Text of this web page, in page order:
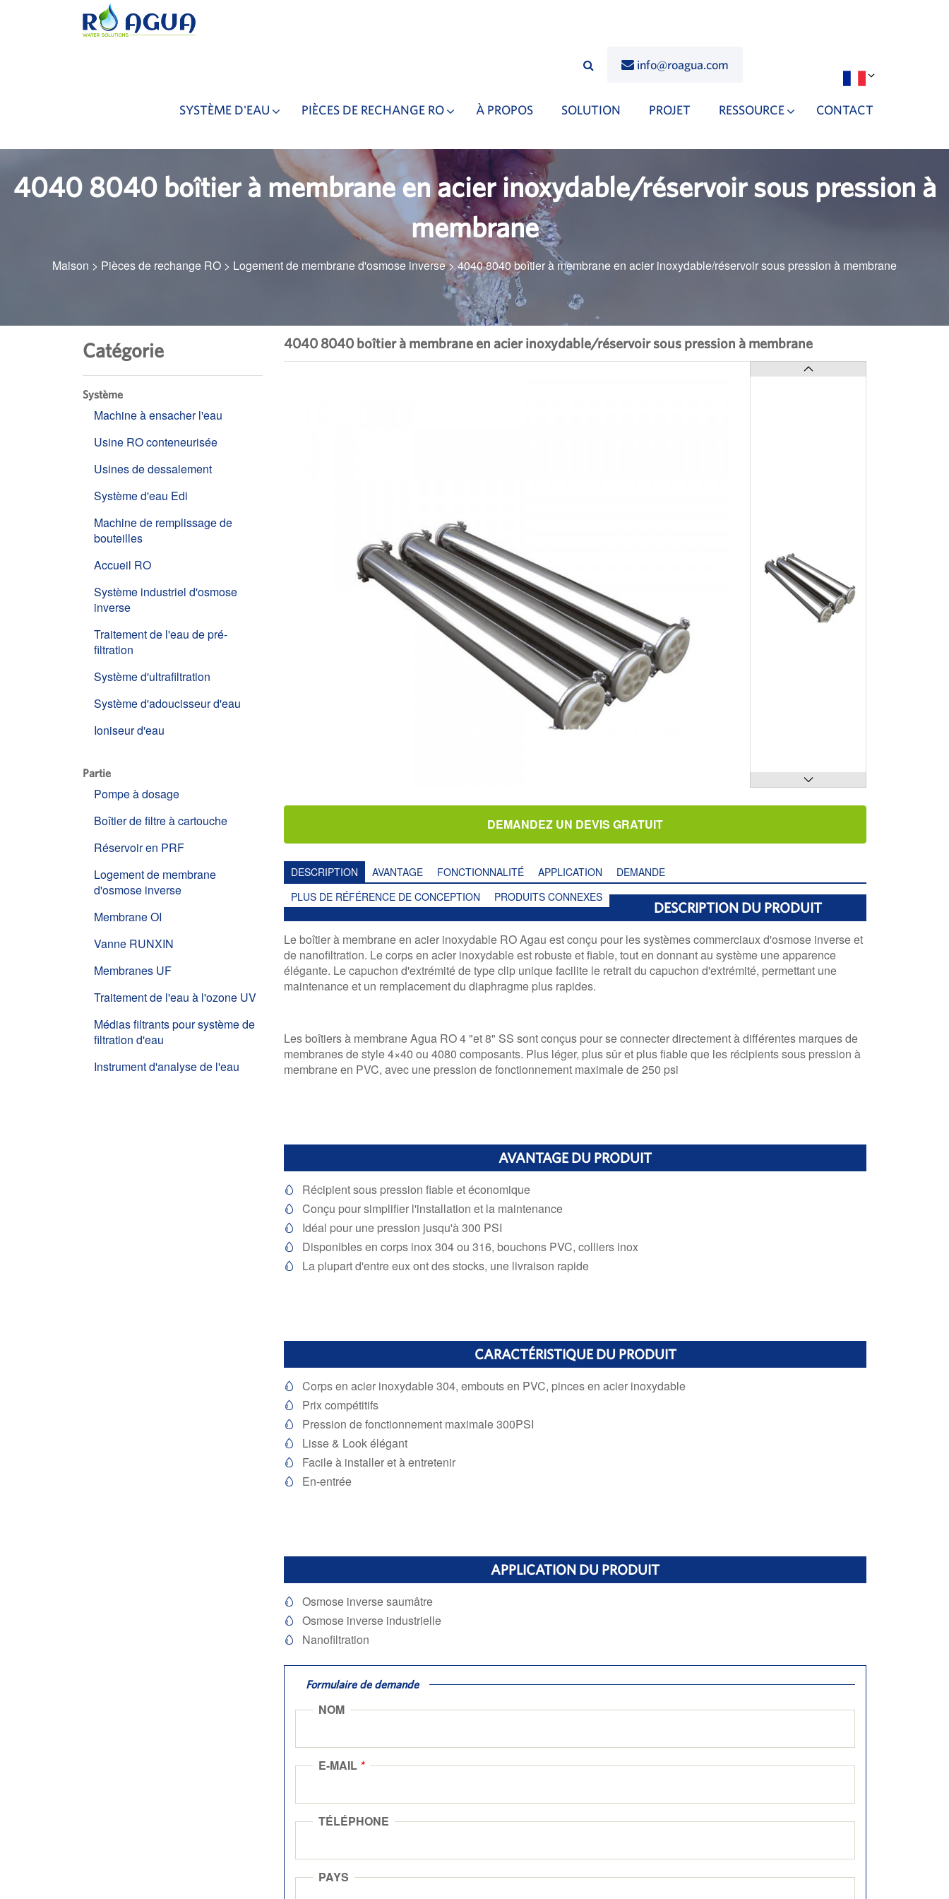
info@roagua.com
SYSTÈME D'EAU PIÈCES DE RECHANGE RO À PROPOS SOLUTION PROJET RESSOURCE CONTACT
4040 8040 boîtier à membrane en acier inoxydable/réservoir sous pression à
membrane
Maison > Pièces de rechange RO > Logement de membrane d'osmose inverse>4040 8040 boîtier à membrane en acier inoxydable/réservoir sous pression à membrane
Catégorie
Système
Machine à ensacher l'eau
Usine RO conteneurisée
Usines de dessalement
Système d'eau Edi
Machine de remplissage de
bouteilles
Accueil RO
Système industriel d'osmose
inverse
Traitement de l'eau de pré-
filtration
Système d'ultrafiltration
Système d'adoucisseur d'eau
Ioniseur d'eau
Partie
Pompe à dosage
Boîtier de filtre à cartouche
Réservoir en PRF
Logement de membrane
d'osmose inverse
Membrane OI
Vanne RUNXIN
Membranes UF
Traitement de l'eau à l'ozone UV
Médias filtrants pour système de
filtration d'eau
Instrument d'analyse de l'eau
4040 8040 boîtier à membrane en acier inoxydable/réservoir sous pression à membrane


DEMANDEZ UN DEVIS GRATUIT
DESCRIPTION AVANTAGE FONCTIONNALITÉ APPLICATION
DEMANDE
PLUS DE RÉFÉRENCE DE CONCEPTION
PRODUITS CONNEXES
DESCRIPTION DU PRODUIT
Le boîtier à membrane en acier inoxydable RO Agau est conçu pour les systèmes commerciaux d'osmose inverse et
de nanofiltration. Le corps en acier inoxydable est robuste et fiable, tout en donnant au système une apparence
élégante. Le capuchon d'extrémité de type clip unique facilite le retrait du capuchon d'extrémité, permettant une
maintenance et un remplacement du diaphragme plus rapides.
Les boîtiers à membrane Agua RO 4 "et 8" SS sont conçus pour se connecter directement à différentes marques de
membranes de style 4×40 ou 4080 composants. Plus léger, plus sûr et plus fiable que les récipients sous pression à
membrane en PVC, avec une pression de fonctionnement maximale de 250 psi
AVANTAGE DU PRODUIT
 Récipient sous pression fiable et économique
 Conçu pour simplifier l'installation et la maintenance
 Idéal pour une pression jusqu'à 300 PSI
 Disponibles en corps inox 304 ou 316, bouchons PVC, colliers inox
 La plupart d'entre eux ont des stocks, une livraison rapide
CARACTÉRISTIQUE DU PRODUIT
 Corps en acier inoxydable 304, embouts en PVC, pinces en acier inoxydable
 Prix ​​compétitifs
 Pression de fonctionnement maximale 300PSI
 Lisse & Look élégant
 Facile à installer et à entretenir
 En-entrée
APPLICATION DU PRODUIT
 Osmose inverse saumâtre
 Osmose inverse industrielle
 Nanofiltration
Formulaire de demande
NOM
E-MAIL *
TÉLÉPHONE
PAYS